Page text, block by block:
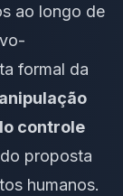
ao longo de
formal da
controle
proposta
humanos.